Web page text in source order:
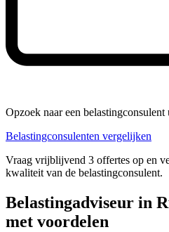
Opzoek naar een
Belastingconsulenten vergelijken
Vraag vrijblijvend 3 offertes op en
kwaliteit van de belastingconsulent.
Belastingadviseur in
met voordelen